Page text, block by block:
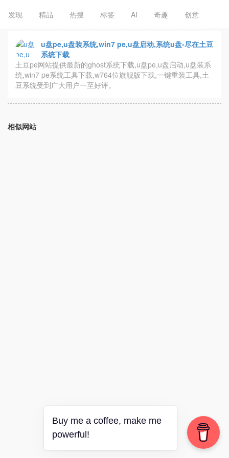
发现 精品 热搜 标签 AI 奇趣 创意
u盘pe,u盘装系统,win7 pe,u盘启动,系统u盘-尽在土豆
系统下载
土豆pe网站提供最新的ghost系统下载,u盘pe,u盘启动,u盘装系
统,win7 pe系统工具下载,w764位旗舰版下载,一键重装工具,土
豆系统受到广大用户一至好评。
相似网站
Buy me a coffee, make me
powerful!